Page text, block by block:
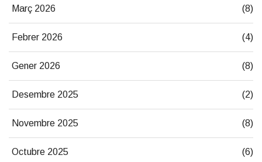
Març 2026 (8)
Febrer 2026 (4)
Gener 2026 (8)
Desembre 2025 (2)
Novembre 2025 (8)
Octubre 2025 (6)